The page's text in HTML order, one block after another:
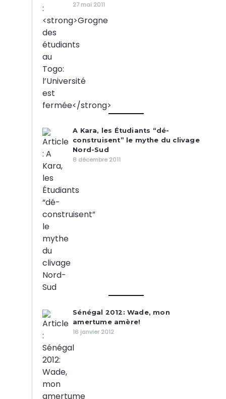
27 mai 2011
A Kara, les Étudiants “dé-
construisent” le mythe du clivage
Nord-Sud
8 décembre 2011
Sénégal 2012: Wade, mon
amertume amère!
16 janvier 2012